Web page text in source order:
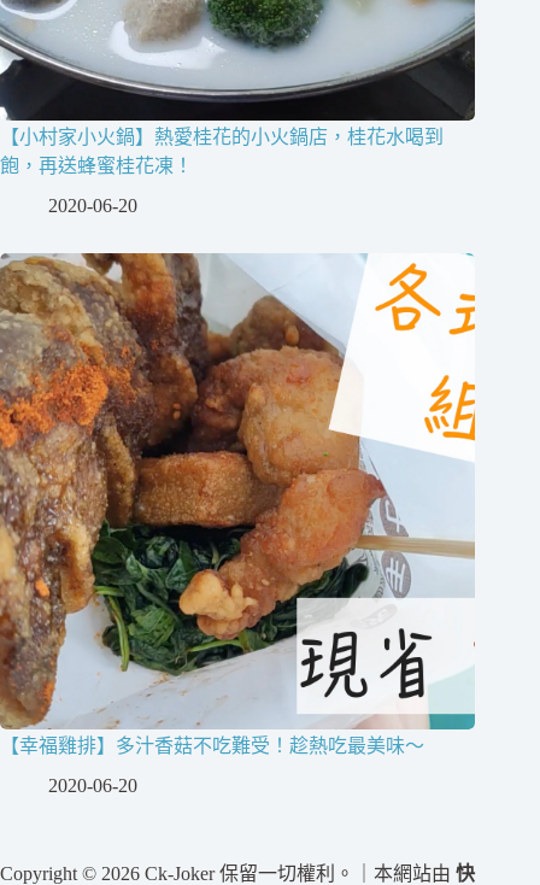
【小村家小火鍋】熱愛桂花的小火鍋店，桂花水喝到
飽，再送蜂蜜桂花凍！
2020-06-20
【幸福雞排】多汁香菇不吃難受！趁熱吃最美味～
2020-06-20
Copyright © 2026 Ck-Joker 保留一切權利。｜本網站由快